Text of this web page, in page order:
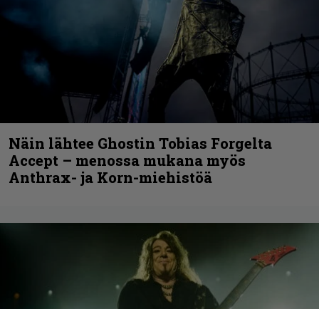
Näin lähtee Ghostin Tobias Forgelta
Accept – menossa mukana myös
Anthrax- ja Korn-miehistöä